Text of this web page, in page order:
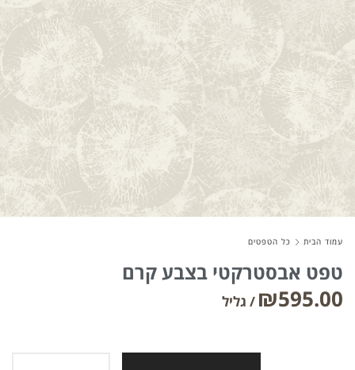
creative assets, use smart design
templates, learn creative skills or
even hire freelancers. With an
industry-leading marketplace
paired with an unlimited
subscription service, Envato
helps creatives like you get
projects done faster.
Privacy Policy
Sitemap
Community
עמוד הבית כל הטפטים
טפט אבסטרקטי בצבע קרם
₪595.00